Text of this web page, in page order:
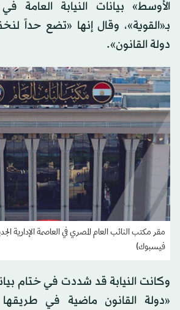
الأوسط» بيانات النيابة
بـ«القوية»، وقال إنها «تضع حداً
دولة القانون».
مقر مكتب النائب العام المصري في العاصمة الإدارية
فيسبوك)
وكانت النيابة قد شددت في ختام
«دولة القانون ماضية في